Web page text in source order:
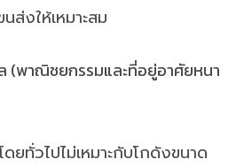
ส่งให้เหมาะสม
(พาณิชยกรรมและที่อยู่อาศัยหนา
ดยทั่วไปไม่เหมาะกับโกดังขนาด